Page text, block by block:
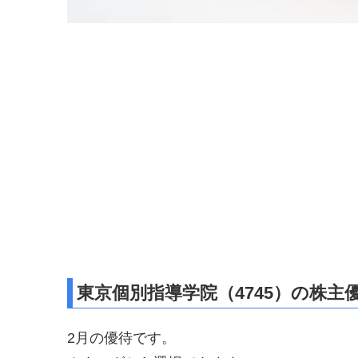
東京個別指導学院（4745）の株主
2月の優待です。